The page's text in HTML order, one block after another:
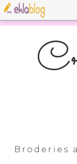
Broderies